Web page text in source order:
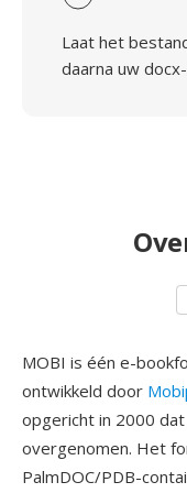
Laat het
daarna uw
MOBI is één e-
ontwikkeld door
opgericht in 2000
overgenomen. Het
PalmDOC/PDB-